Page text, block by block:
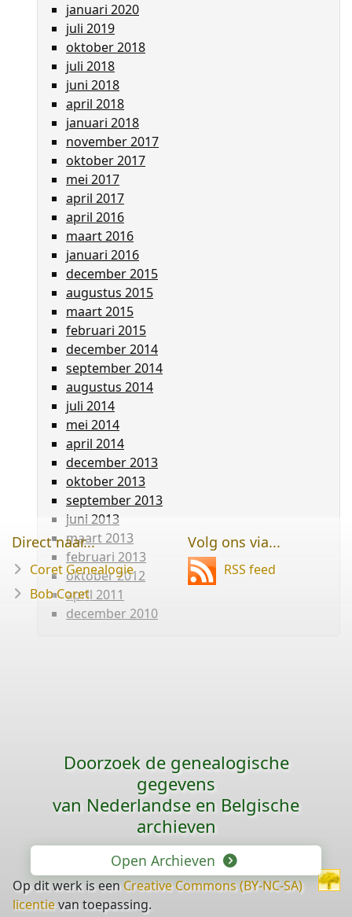
januari 2020
juli 2019
oktober 2018
juli 2018
juni 2018
april 2018
januari 2018
november 2017
oktober 2017
mei 2017
april 2017
april 2016
maart 2016
januari 2016
december 2015
augustus 2015
maart 2015
februari 2015
december 2014
september 2014
augustus 2014
juli 2014
mei 2014
april 2014
december 2013
oktober 2013
september 2013
juni 2013
maart 2013
februari 2013
oktober 2012
april 2011
december 2010
Direct naar...
Coret Genealogie
Bob Coret
Volg ons via...
RSS feed
Doorzoek de genealogische
gegevens
van Nederlandse en Belgische
archieven
Open Archieven
Op dit werk is eenCreative Commons (BY-NC-SA)
licentievan toepassing.